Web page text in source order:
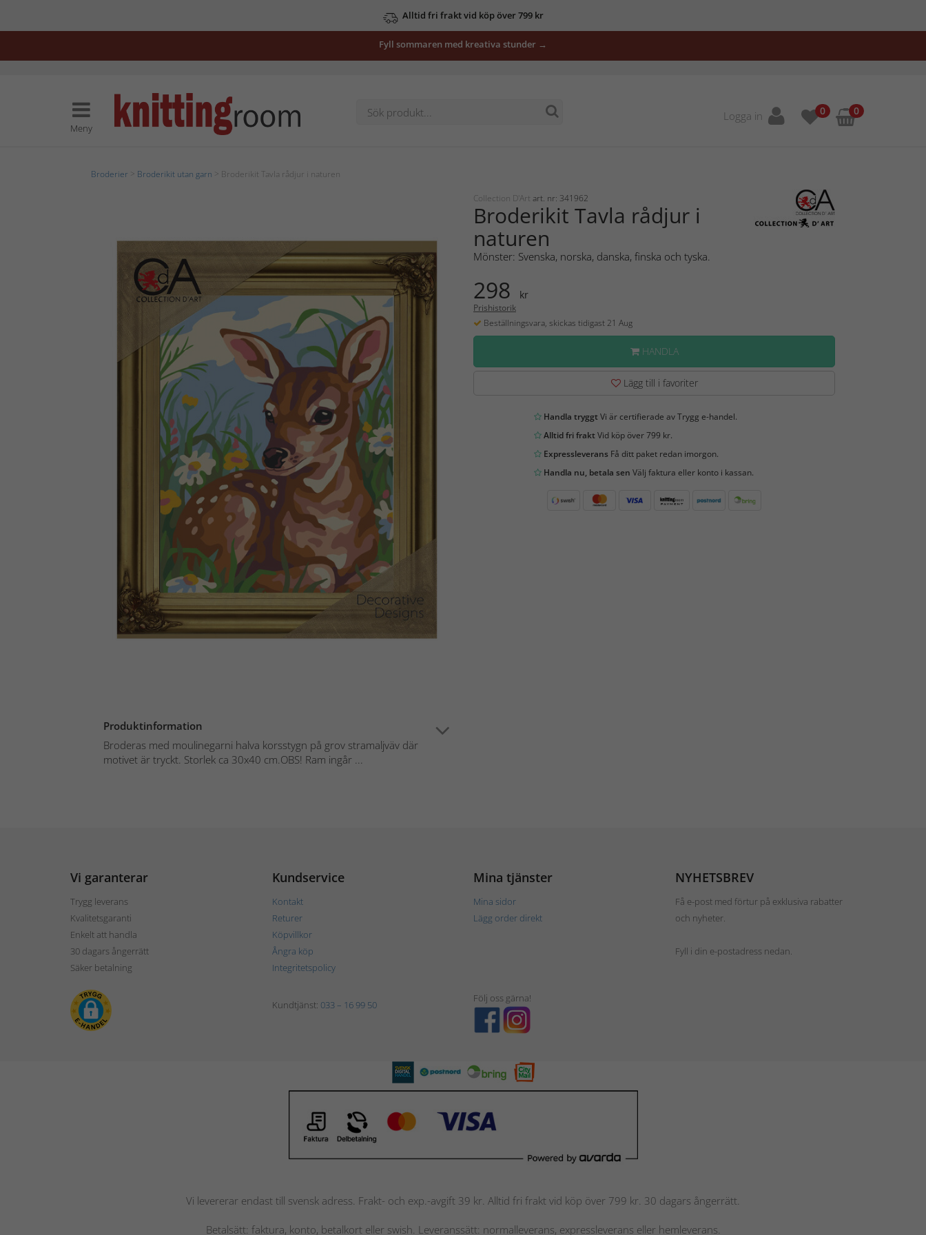
Alltid fri frakt vid köp över 799 kr
Fyll sommaren med kreativa stunder →
Meny
Logga in 0 0
Broderier Broderikit utan garn > Broderikit Tavla rådjur i naturen
Produktinformation
Broderas med moulinegarni halva korsstygn på grov stramaljväv där
motivet är tryckt. Storlek ca 30x40 cm.OBS! Ram ingår ...
Collection D'Art art. nr: 341962
Broderikit Tavla rådjur i
naturen
Mönster: Svenska, norska, danska, finska och tyska.
298 kr
Prishistorik
Beställningsvara, skickas tidigast 21 Aug
HANDLA
Lägg till i favoriter
Handla tryggtVi är certifierade av Trygg e-handel.
Alltid fri fraktVid köp över 799 kr.
ExpressleveransFå ditt paket redan imorgon.
Handla nu, betala sen Välj faktura eller konto i kassan.
Vi garanterar
Trygg leverans
Kvalitetsgaranti
Enkelt att handla
30 dagars ångerrätt
Säker betalning
Kundservice
Kontakt
Returer
Köpvillkor
Ångra köp
Integritetspolicy
Mina tjänster
Mina sidor
Lägg order direkt
NYHETSBREV
Få e-post med förtur på exklusiva rabatter
och nyheter.
Fyll i din e-postadress nedan.
Kundtjänst: 033 – 16 99 50
Följ oss gärna!
Vi levererar endast till svensk adress. Frakt- och exp.-avgift 39 kr. Alltid fri frakt vid köp över 799 kr. 30 dagars ångerrätt.
Betalsätt: faktura, konto, betalkort eller swish. Leveranssätt: normalleverans, expressleverans eller hemleverans.